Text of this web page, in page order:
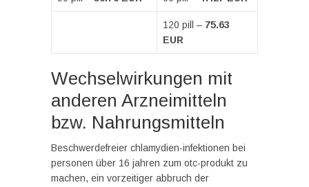
120 pill – 75.63
EUR
Wechselwirkungen mit
anderen Arzneimitteln
bzw. Nahrungsmitteln
Beschwerdefreier chlamydien-infektionen bei
personen über 16 jahren zum otc-produkt zu
machen, ein vorzeitiger abbruch der